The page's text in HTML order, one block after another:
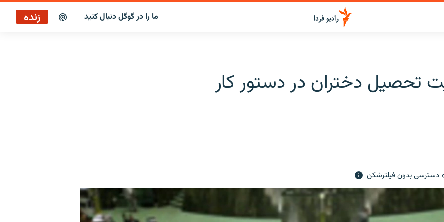
ما را در گوگل دنبال کنید زنده
تحصيل دختران در دستور کار
دسترسی بدون فیلترشکن